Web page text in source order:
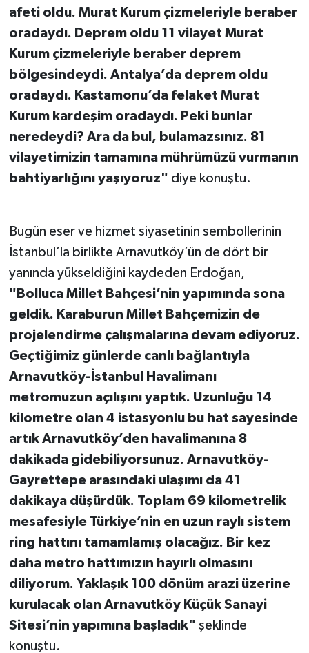
afeti oldu. Murat Kurum çizmeleriyle beraber
oradaydı. Deprem oldu 11 vilayet Murat
Kurum çizmeleriyle beraber deprem
bölgesindeydi. Antalya’da deprem oldu
oradaydı. Kastamonu’da felaket Murat
Kurum kardeşim oradaydı. Peki bunlar
neredeydi? Ara da bul, bulamazsınız. 81
vilayetimizin tamamına mührümüzü vurmanın
bahtiyarlığını yaşıyoruz" diye konuştu.
Bugün eser ve hizmet siyasetinin sembollerinin
İstanbul’la birlikte Arnavutköy’ün de dört bir
yanında yükseldiğini kaydeden Erdoğan,
"Bolluca Millet Bahçesi’nin yapımında sona
geldik. Karaburun Millet Bahçemizin de
projelendirme çalışmalarına devam ediyoruz.
Geçtiğimiz günlerde canlı bağlantıyla
Arnavutköy-İstanbul Havalimanı
metromuzun açılışını yaptık. Uzunluğu 14
kilometre olan 4 istasyonlu bu hat sayesinde
artık Arnavutköy’den havalimanına 8
dakikada gidebiliyorsunuz. Arnavutköy-
Gayrettepe arasındaki ulaşımı da 41
dakikaya düşürdük. Toplam 69 kilometrelik
mesafesiyle Türkiye’nin en uzun raylı sistem
ring hattını tamamlamış olacağız. Bir kez
daha metro hattımızın hayırlı olmasını
diliyorum. Yaklaşık 100 dönüm arazi üzerine
kurulacak olan Arnavutköy Küçük Sanayi
Sitesi’nin yapımına başladık" şeklinde
konuştu.